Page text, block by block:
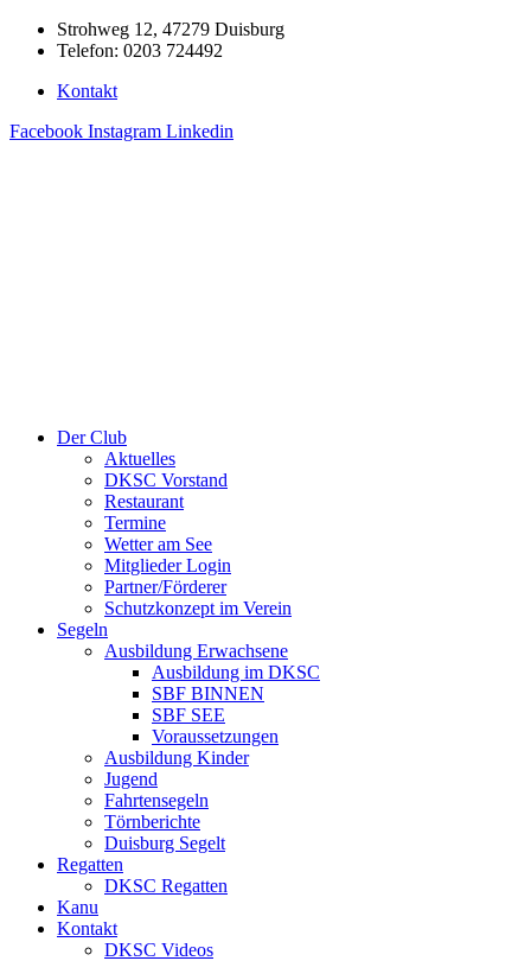
Zum
Inhalt
Strohweg 12, 47279 Duisburg
Telefon: 0203 724492
Kontakt
Facebook Instagram Linkedin
Der Club
Aktuelles
DKSC Vorstand
Restaurant
Termine
Wetter am See
Mitglieder Login
Partner/Förderer
Schutzkonzept im Verein
Segeln
Ausbildung Erwachsene
Ausbildung im DKSC
SBF BINNEN
SBF SEE
Voraussetzungen
Ausbildung Kinder
Jugend
Fahrtensegeln
Törnberichte
Duisburg Segelt
Regatten
DKSC Regatten
Kanu
Kontakt
DKSC Videos